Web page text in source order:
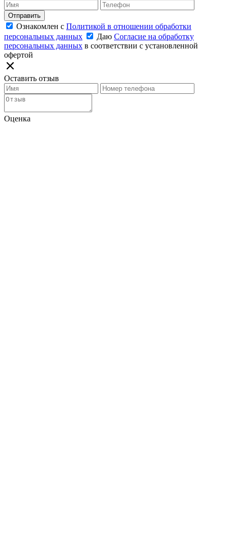
Отправить
Ознакомлен с Политикой в отношении обработки
персональных данных
Даю Согласие на обработку
персональных данных в соответствии с установленной
офертой
Оставить отзыв
Оценка